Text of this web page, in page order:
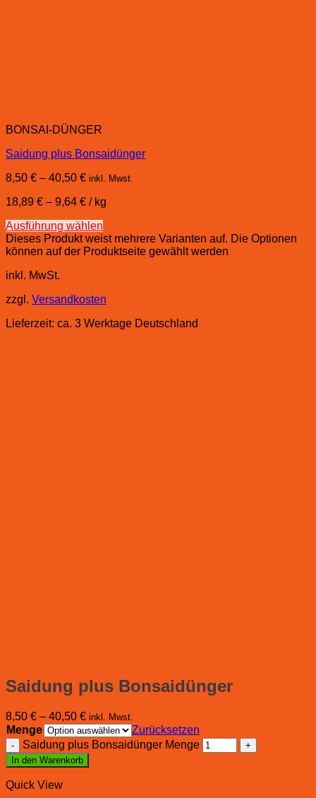
BONSAI-DÜNGER
Saidung plus Bonsaidünger
8,50 € – 40,50 € inkl. Mwst.
18,89 € – 9,64 € / kg
Ausführung wählen
Dieses Produkt weist mehrere Varianten auf. Die Optionen
können auf der Produktseite gewählt werden
inkl. MwSt.
zzgl. Versandkosten
Lieferzeit: ca. 3 Werktage Deutschland
Saidung plus Bonsaidünger
8,50 € – 40,50 € inkl. Mwst.
Menge
Zurücksetzen
Saidung plus Bonsaidünger Menge
In den Warenkorb
Quick View